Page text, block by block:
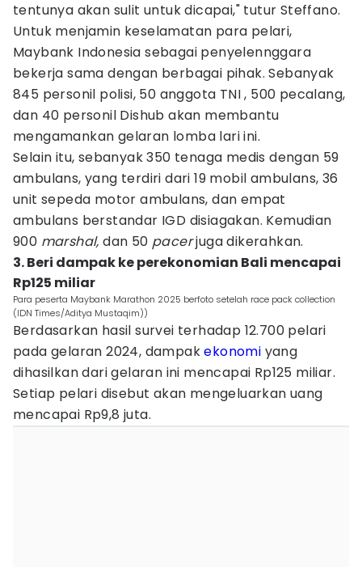
tentunya akan sulit untuk dicapai," tutur Steffano.
Untuk menjamin keselamatan para pelari,
Maybank Indonesia sebagai penyelennggara
bekerja sama dengan berbagai pihak. Sebanyak
845 personil polisi, 50 anggota TNI , 500 pecalang,
dan 40 personil Dishub akan membantu
mengamankan gelaran lomba lari ini.
Selain itu, sebanyak 350 tenaga medis dengan 59
ambulans, yang terdiri dari 19 mobil ambulans, 36
unit sepeda motor ambulans, dan empat
ambulans berstandar IGD disiagakan. Kemudian
900 marshal, dan 50 pacerjuga dikerahkan.
3. Beri dampak ke perekonomian Bali mencapai
Rp125 miliar
Para peserta Maybank Marathon 2025 berfoto setelah race pack collection
(IDN Times/Aditya Mustaqim))
Berdasarkan hasil survei terhadap 12.700 pelari
pada gelaran 2024, dampakekonomi yang
dihasilkan dari gelaran ini mencapai Rp125 miliar.
Setiap pelari disebut akan mengeluarkan uang
mencapai Rp9,8 juta.